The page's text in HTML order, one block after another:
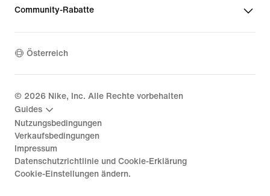
Community-Rabatte
Österreich
© 2026 Nike, Inc. Alle Rechte vorbehalten
Guides
Nutzungsbedingungen
Verkaufsbedingungen
Impressum
Datenschutzrichtlinie und Cookie-Erklärung
Cookie-Einstellungen ändern.